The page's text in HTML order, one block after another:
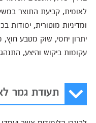
לאומית, קביעת התוצר
ומדיניות מוטורית,
יתרון יחסי, שוק מטבע חוץ,
עקומות ביקוש והיצע,
תעודת גמר